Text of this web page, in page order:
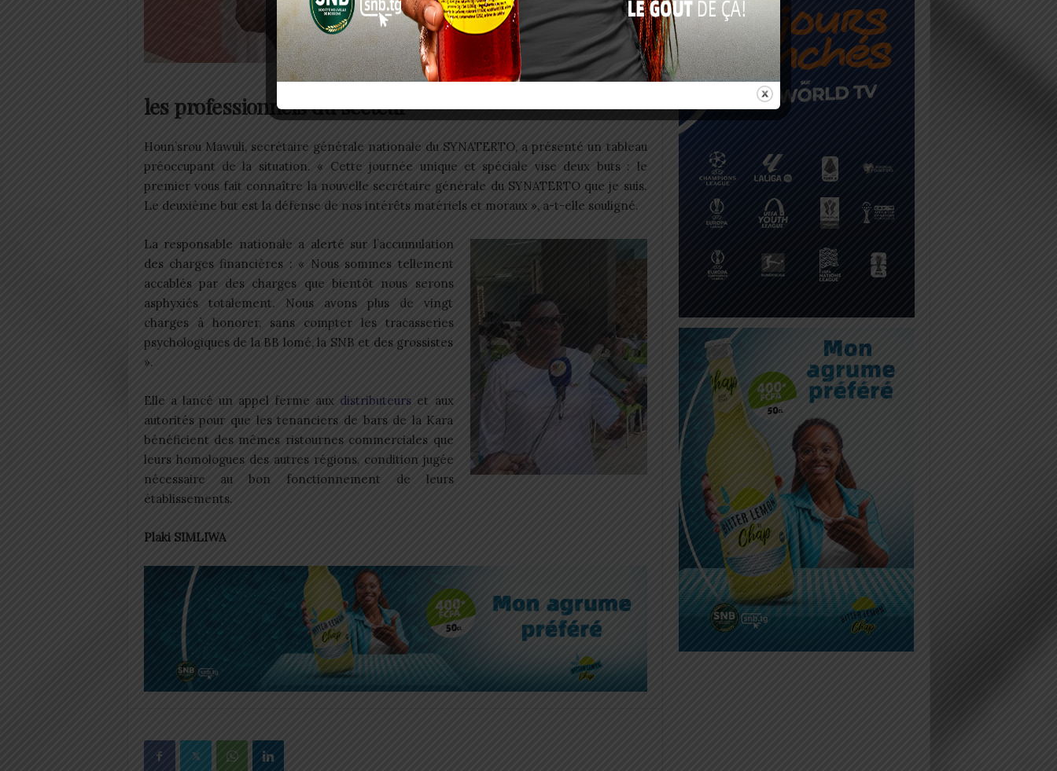
retrouver pour échanger sur leurs intérêts, la gestion
de leurs établissements et leurs employés.
Plus de vingt charges pèsent sur
les professionnels du secteur
Houn’srou Mawuli, secrétaire générale nationale du SYNATERTO, a présenté un tableau
préoccupant de la situation. « Cette journée unique et spéciale vise deux buts : le
premier vous fait connaître la nouvelle secrétaire générale du SYNATERTO que je suis.
Le deuxième but est la défense de nos intérêts matériels et moraux », a-t-elle souligné.
La responsable nationale a alerté sur l’accumulation
des charges financières : « Nous sommes tellement
accablés par des charges que bientôt nous serons
asphyxiés totalement. Nous avons plus de vingt
charges à honorer, sans compter les tracasseries
psychologiques de la BB lomé, la SNB et des grossistes
».
Elle a lancé un appel ferme aux distributeurs et aux
autorités pour que les tenanciers de bars de la Kara
bénéficient des mêmes ristournes commerciales que
leurs homologues des autres régions, condition jugée
nécessaire au bon fonctionnement de leurs
établissements.
Plaki SIMLIWA